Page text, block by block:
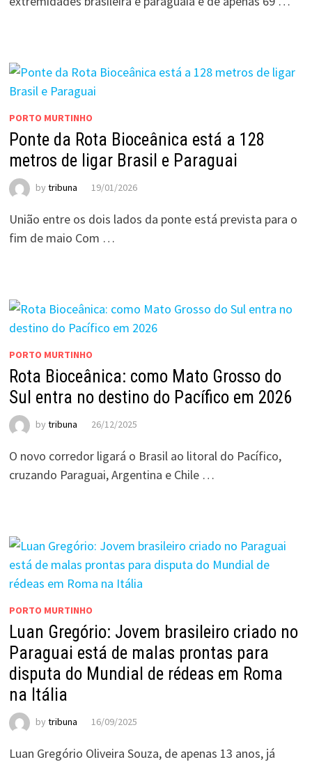
PORTO MURTINHO
Ponte da Rota Bioceânica está a 128
metros de ligar Brasil e Paraguai
by tribuna 19/01/2026
União entre os dois lados da ponte está prevista para o
fim de maio Com …
PORTO MURTINHO
Rota Bioceânica: como Mato Grosso do
Sul entra no destino do Pacífico em 2026
by tribuna 26/12/2025
O novo corredor ligará o Brasil ao litoral do Pacífico,
cruzando Paraguai, Argentina e Chile …
PORTO MURTINHO
Luan Gregório: Jovem brasileiro criado no
Paraguai está de malas prontas para
disputa do Mundial de rédeas em Roma
na Itália
by tribuna 16/09/2025
Luan Gregório Oliveira Souza, de apenas 13 anos, já